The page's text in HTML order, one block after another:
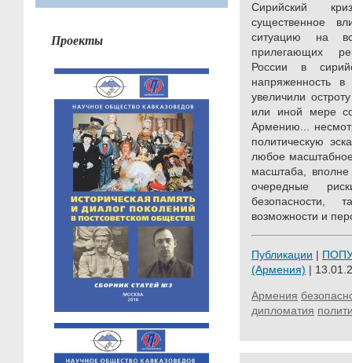
Проекты
Сирийский
существенное
ситуацию на
прилегающих
России в
напряженность в
увеличили
или иной мере
Армению...
политическую
любое масштабное
масштаба,
очередные
безопасности,
возможности и
Публикации |
(Армения) |
Армения
дипломатия